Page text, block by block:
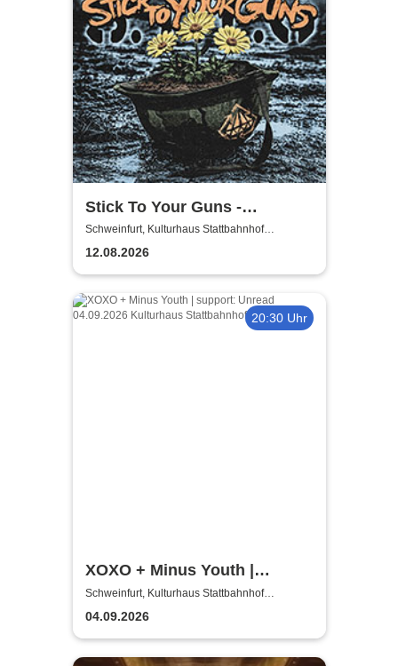
Stick To Your Guns -
European Summer 2026
Schweinfurt, Kulturhaus Stattbahnhof
Schweinfurt
12.08.2026
20:30 Uhr
XOXO + Minus Youth |
Schweinfurt Hardcore
presents
Schweinfurt, Kulturhaus Stattbahnhof
Schweinfurt
04.09.2026